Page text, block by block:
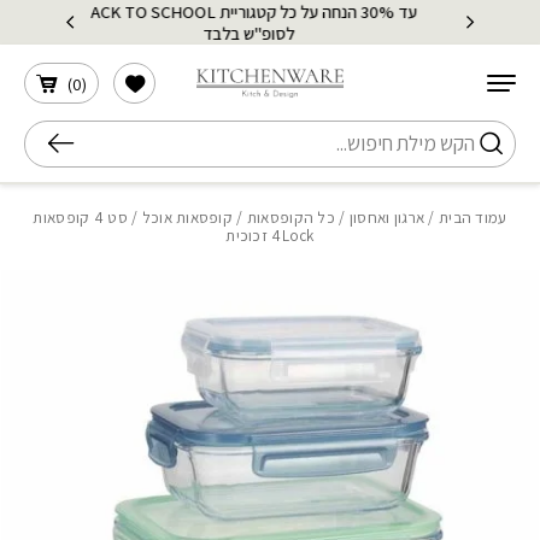
Skip to Content
עד 30% הנחה על כל קטגוריית BACK TO SCHOOL
לסופ"ש בלבד
חיפוש
(
0
)
הרשימה שלי
עמוד הבית / ארגון ואחסון / כל הקופסאות / קופסאות אוכל
/ סט 4 קופסאות
4Lock זכוכית
בחזרה למעלה